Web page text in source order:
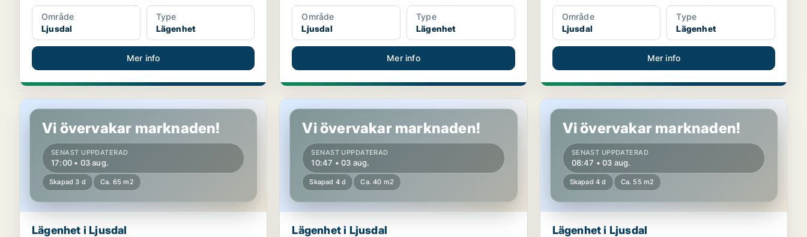
Område
Ljusdal
Type
Lägenhet
Mer info
Område
Ljusdal
Type
Lägenhet
Mer info
Område
Ljusdal
Type
Lägenhet
Mer info
Lägenhet i Ljusdal
Vi övervakar marknaden!
SENAST UPPDATERAD
17:00 • 03 aug.
Skapad 3 d Ca. 65 m2
Lägenhet i Ljusdal
Lägenhet i Ljusdal
Vi övervakar marknaden!
SENAST UPPDATERAD
10:47 • 03 aug.
Skapad 4 d Ca. 40 m2
Lägenhet i Ljusdal
Lägenhet i Ljusdal
Vi övervakar marknaden!
SENAST UPPDATERAD
08:47 • 03 aug.
Skapad 4 d Ca. 55 m2
Lägenhet i Ljusdal